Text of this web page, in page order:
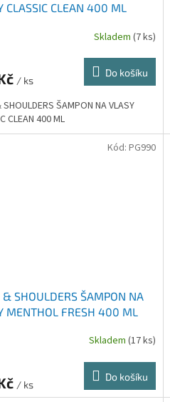
CLASSIC CLEAN 400 ML
Skladem (7 ks)
/ ks
Do košíku
SHOULDERS ŠAMPON NA VLASY
CLEAN 400 ML
& SHOULDERS ŠAMPON NA
MENTHOL FRESH 400 ML
Skladem (17 ks)
/ ks
Do košíku
Kód: PG990